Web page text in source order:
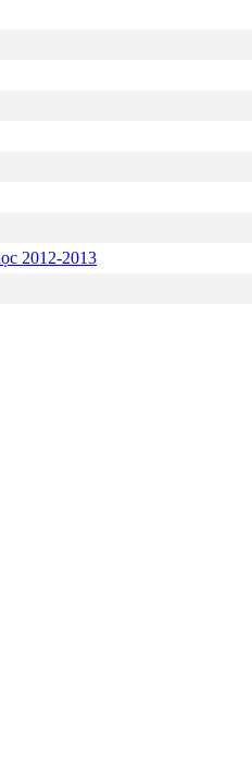
2012-2013